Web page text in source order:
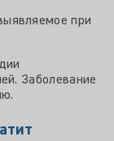
при
Заболевание